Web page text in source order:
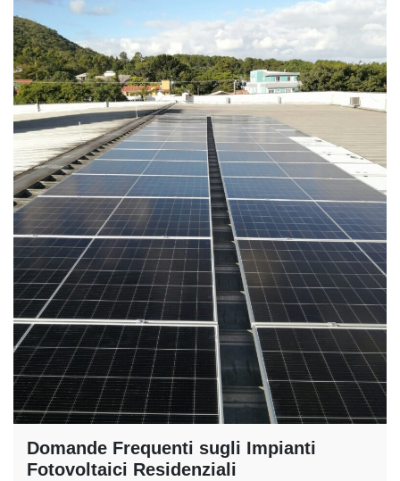
Domande Frequenti sugli Impianti
Fotovoltaici Residenziali